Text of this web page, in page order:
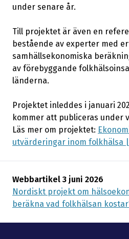
under senare år.
Till projektet är även en
bestående av experter med
samhällsekonomiska
av förebyggande
länderna.
Projektet inleddes i januari
kommer att publiceras under
Läs mer om projektet:
utvärderingar inom folkhälsa |
Webbartikel 3 juni 2026
Nordiskt projekt om
beräkna vad folkhälsan